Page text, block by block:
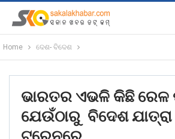
Home ଦେଶ- ବିଦେଶ
ଭାରତର ଏଭଳି କିଛି ରେଳ
ଯେଉଁଠାରୁ ବିଦେଶ ଯାତ୍ରା